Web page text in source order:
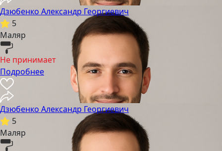
Дзюбенко Александр Георгиевич
5
Маляр
Не принимает
Подробнее
Дзюбенко Александр Георгиевич
5
Маляр